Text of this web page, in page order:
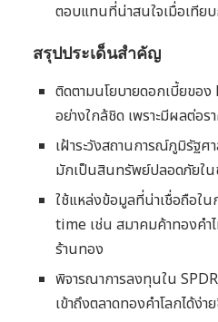
ตอบแทนที่น่าสนใจเมื่อเทีย
สรุปประเด็นสำคัญ
ติดตามนโยบายดอกเบี้ยของ
อย่างใกล้ชิด เพราะมีผลต่อร
เฝ้าระวังสถานการณ์ภูมิรัฐศ
มักเป็นสินทรัพย์ปลอดภัยใน
ใช้แหล่งข้อมูลที่น่าเชื่อถือใน
time เช่น สมาคมค้าทองค
ร้านทอง
พิจารณาการลงทุนใน
เข้าถึงตลาดทองคำโลกได้ง่า